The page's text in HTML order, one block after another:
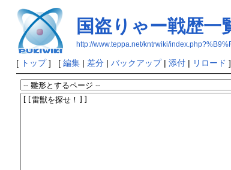
国盗りゃー戦歴一
http://www.teppa.net/kntrwiki/
[ トップ] [ 編集| 差分| バックアップ| 添付| リロード